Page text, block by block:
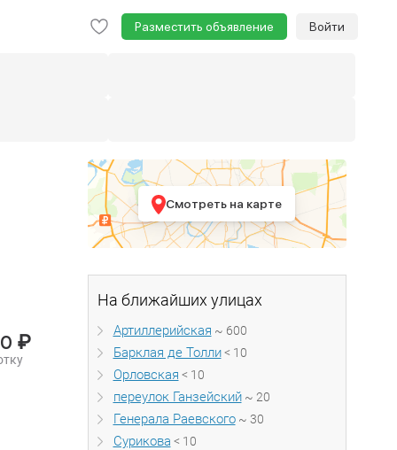
Разместить объявление Войти
Смотреть на карте
На ближайших улицах
Артиллерийская ~ 600
Барклая де Толли< 10
Орловская < 10
переулок Ганзейский~ 20
Генерала Раевского~ 30
Сурикова < 10
₽